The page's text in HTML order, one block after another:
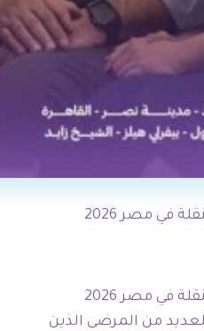
في مصر 2026
أفضل خدمة أشعة منزلية متنقلة في مصر 2026
من المرضى الذين